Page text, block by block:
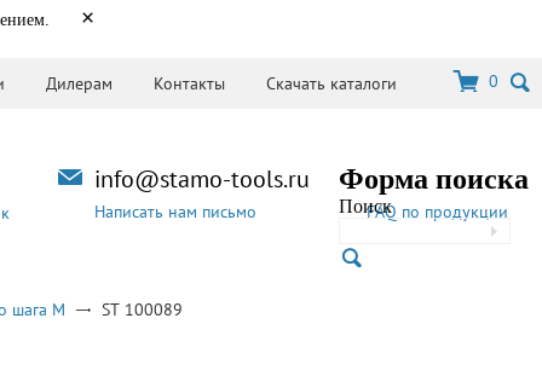
×
Дилерам Контакты Скачать каталоги 0
Форма поиска
ПоискFAQ по продукции
info@stamo-tools.ru
Написать нам письмо
шага M ST 100089